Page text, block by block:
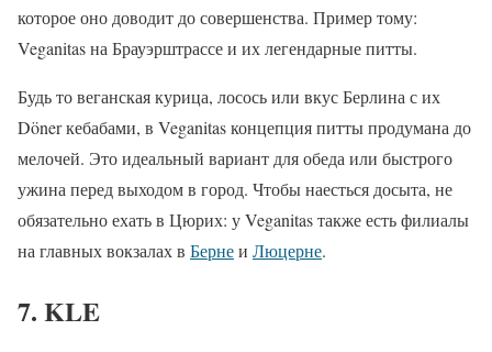
которое оно доводит до совершенства. Пример тому:
Veganitas на Брауэрштрассе и их легендарные питты.
Будь то веганская курица, лосось или вкус Берлина с их
Döner кебабами, в Veganitas концепция питты продумана до
мелочей. Это идеальный вариант для обеда или быстрого
ужина перед выходом в город. Чтобы наесться досыта, не
обязательно ехать в Цюрих: у Veganitas также есть филиалы
на главных вокзалах в Бернеи Люцерне.
7. KLE